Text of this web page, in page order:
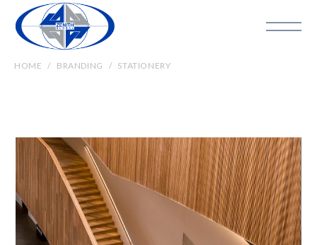
HOME BRANDING STATIONERY